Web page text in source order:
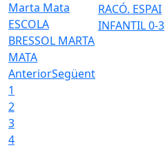
ESCOLA
BRESSOL MARTA
MATA
RACÓ. ESPAI
INFANTIL 0-3
AnteriorSegüent
1
2
3
4